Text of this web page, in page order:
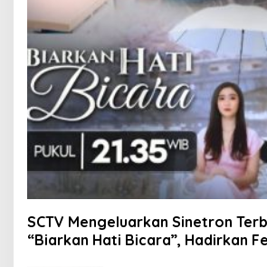
SCTV Mengeluarkan Sinetron
“Biarkan Hati Bicara”, Hadirkan